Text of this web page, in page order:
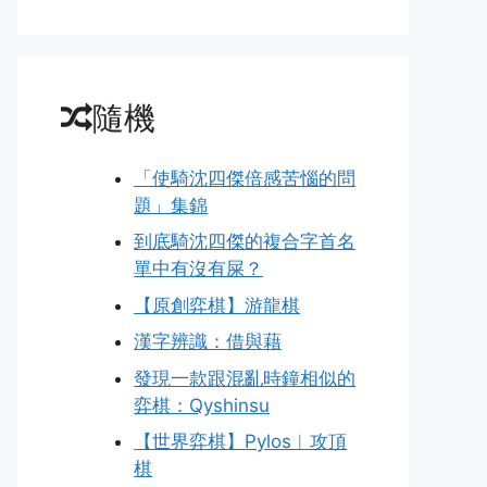
隨機
「使騎沈四傑倍感苦惱的問
題」集錦
到底騎沈四傑的複合字首名
單中有沒有屎？
【原創弈棋】游龍棋
漢字辨識：借與藉
發現一款跟混亂時鐘相似的
弈棋：Qyshinsu
【世界弈棋】Pylos︱攻頂
棋